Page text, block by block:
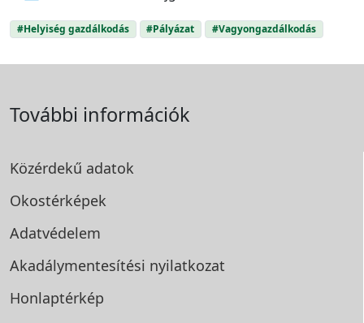
#Helyiség gazdálkodás #Pályázat #Vagyongazdálkodás
További információk
Közérdekű adatok
Okostérképek
Adatvédelem
Akadálymentesítési nyilatkozat
Honlaptérkép